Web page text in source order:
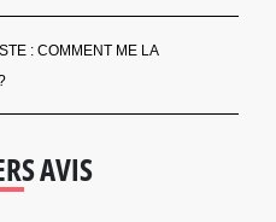
: COMMENT ME LA
AVIS